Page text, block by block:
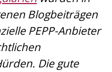
Blogbeiträgen
PEPP-Anbieter
Die gute